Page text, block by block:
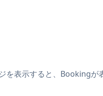
表示すると、Bookingが